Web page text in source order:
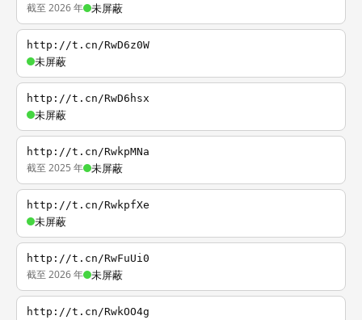
截至 2026 年 未屏蔽
http://t.cn/RwD6z0W
未屏蔽
http://t.cn/RwD6hsx
未屏蔽
http://t.cn/RwkpMNa
截至 2025 年 未屏蔽
http://t.cn/RwkpfXe
未屏蔽
http://t.cn/RwFuUi0
截至 2026 年 未屏蔽
http://t.cn/RwkOO4g